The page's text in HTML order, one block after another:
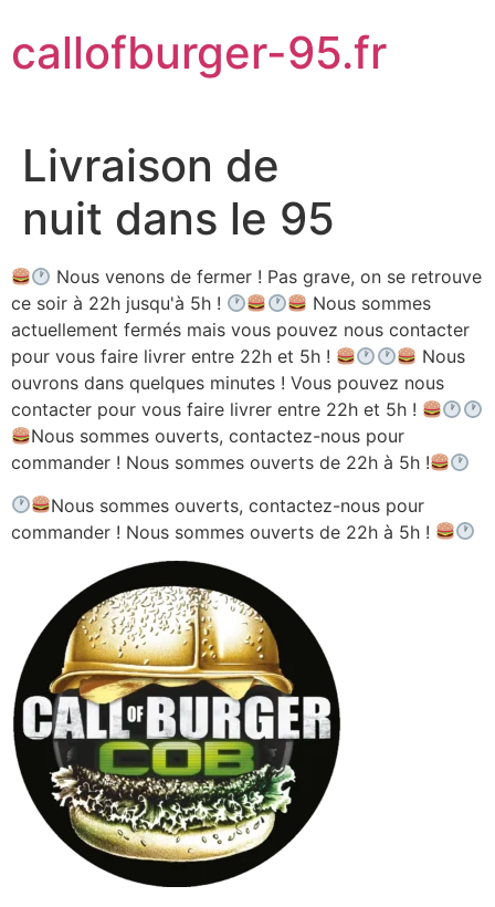
contenu
callofburger-95.fr
Livraison de
nuit dans le 95
Nous venons de fermer ! Pas grave, on se retrouve
ce soir à 22h jusqu'à 5h !
Nous sommes
actuellement fermés mais vous pouvez nous contacter
pour vous faire livrer entre 22h et 5h !
Nous
ouvrons dans quelques minutes ! Vous pouvez nous
contacter pour vous faire livrer entre 22h et 5h !
Nous sommes ouverts, contactez-nous pour
commander ! Nous sommes ouverts de 22h à 5h !
Nous sommes ouverts, contactez-nous pour
commander ! Nous sommes ouverts de 22h à 5h !